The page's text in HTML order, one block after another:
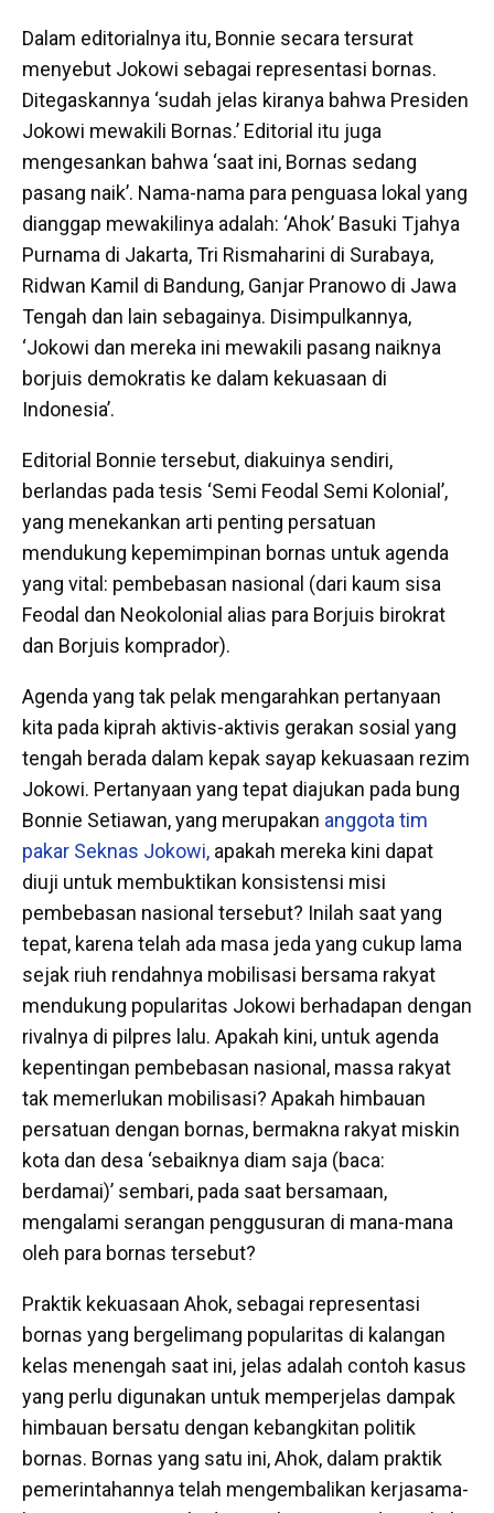
Dalam editorialnya itu, Bonnie secara tersurat
menyebut Jokowi sebagai representasi bornas.
Ditegaskannya ‘sudah jelas kiranya bahwa Presiden
Jokowi mewakili Bornas.’ Editorial itu juga
mengesankan bahwa ‘saat ini, Bornas sedang
pasang naik’. Nama-nama para penguasa lokal yang
dianggap mewakilinya adalah: ‘Ahok’ Basuki Tjahya
Purnama di Jakarta, Tri Rismaharini di Surabaya,
Ridwan Kamil di Bandung, Ganjar Pranowo di Jawa
Tengah dan lain sebagainya. Disimpulkannya,
‘Jokowi dan mereka ini mewakili pasang naiknya
borjuis demokratis ke dalam kekuasaan di
Indonesia’.
Editorial Bonnie tersebut, diakuinya sendiri,
berlandas pada tesis ‘Semi Feodal Semi Kolonial’,
yang menekankan arti penting persatuan
mendukung kepemimpinan bornas untuk agenda
yang vital: pembebasan nasional (dari kaum sisa
Feodal dan Neokolonial alias para Borjuis birokrat
dan Borjuis komprador).
Agenda yang tak pelak mengarahkan pertanyaan
kita pada kiprah aktivis-aktivis gerakan sosial yang
tengah berada dalam kepak sayap kekuasaan rezim
Jokowi. Pertanyaan yang tepat diajukan pada bung
Bonnie Setiawan, yang merupakan anggota tim
pakar Seknas Jokowi, apakah mereka kini dapat
diuji untuk membuktikan konsistensi misi
pembebasan nasional tersebut? Inilah saat yang
tepat, karena telah ada masa jeda yang cukup lama
sejak riuh rendahnya mobilisasi bersama rakyat
mendukung popularitas Jokowi berhadapan dengan
rivalnya di pilpres lalu. Apakah kini, untuk agenda
kepentingan pembebasan nasional, massa rakyat
tak memerlukan mobilisasi? Apakah himbauan
persatuan dengan bornas, bermakna rakyat miskin
kota dan desa ‘sebaiknya diam saja (baca:
berdamai)’ sembari, pada saat bersamaan,
mengalami serangan penggusuran di mana-mana
oleh para bornas tersebut?
Praktik kekuasaan Ahok, sebagai representasi
bornas yang bergelimang popularitas di kalangan
kelas menengah saat ini, jelas adalah contoh kasus
yang perlu digunakan untuk memperjelas dampak
himbauan bersatu dengan kebangkitan politik
bornas. Bornas yang satu ini, Ahok, dalam praktik
pemerintahannya telah mengembalikan kerjasama-